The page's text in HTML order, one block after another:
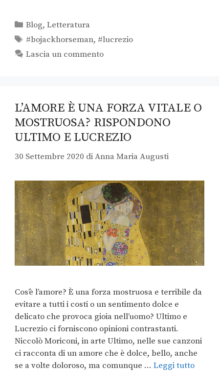
Blog,Letteratura
#bojackhorseman, #lucrezio
Lascia un commento
L’AMORE È UNA FORZA VITALE O
MOSTRUOSA? RISPONDONO
ULTIMO E LUCREZIO
30 Settembre 2020 diAnna Maria Augusti
Cos’è l’amore? È una forza mostruosa e terribile da
evitare a tutti i costi o un sentimento dolce e
delicato che provoca gioia nell’uomo? Ultimo e
Lucrezio ci forniscono opinioni contrastanti.
Niccolò Moriconi, in arte Ultimo, nelle sue canzoni
ci racconta di un amore che è dolce, bello, anche
se a volte doloroso, ma comunque … Leggi tutto